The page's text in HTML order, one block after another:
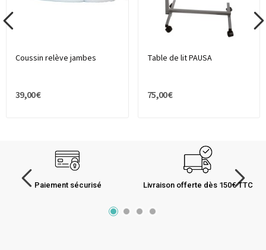
Coussin relève jambes
39,00 €
Table de lit PAUSA
75,00 €
Paiement sécurisé Livraison offerte dès 150€ TTC